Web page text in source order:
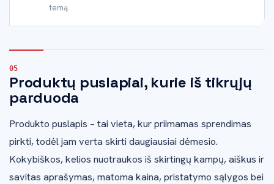
temą.
Produktų puslapiai, kurie iš tikrųjų
parduoda
Produkto puslapis – tai vieta, kur priimamas sprendimas
pirkti, todėl jam verta skirti daugiausiai dėmesio.
Kokybiškos, kelios nuotraukos iš skirtingų kampų, aiškus ir
savitas aprašymas, matoma kaina, pristatymo sąlygos bei